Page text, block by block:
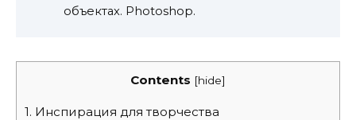
объектах. Photoshop.
Contents [hide]
1. Инспирация для творчества